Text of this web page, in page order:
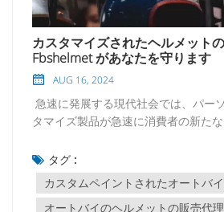
カスタマイズされたヘルメット
Fbshelmet があなたを守ります
AUG 16, 2024
急速に発展する現代社会では、パー
タマイズ製品が急速に消費者の新た
トボード愛好家の間では、ユニークに
ヘルメットを持つことがファッショ
でなく、個人の安全にも重点が置か
タグ :
カスタムペイントされたオートバ
オートバイのヘルメットの販売代